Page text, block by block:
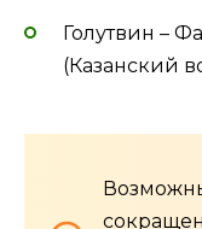
Голутвин –
(Казанский